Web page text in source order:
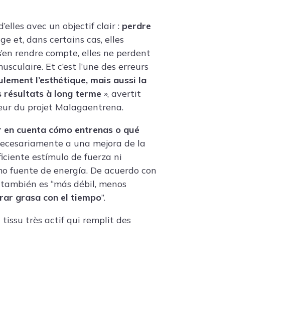
avec un objectif clair : perdre
et, dans certains cas, elles
rendre compte, elles ne perdent
Et c’est l’une des erreurs
l’esthétique, mais aussi la
résultats à long terme », avertit
du projet Malagaentrena.
cuenta cómo entrenas o qué
a una mejora de la
estímulo de fuerza ni
fuente de energía. De acuerdo con
es “más débil, menos
grasa con el tiempo”.
tissu très actif qui remplit des